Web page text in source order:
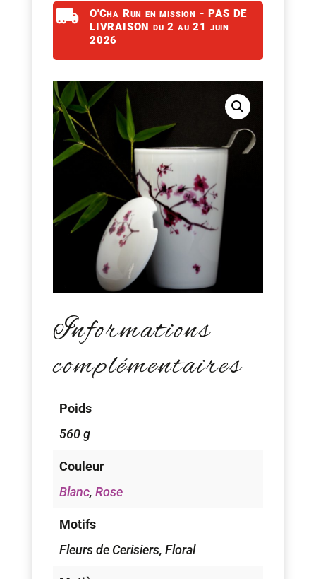

O'Cha Run en mission - PAS DE
LIVRAISON du 2 au 21 juin
2026
Informations
complémentaires
Poids
560 g
Couleur
Blanc, Rose
Motifs
Fleurs de Cerisiers, Floral